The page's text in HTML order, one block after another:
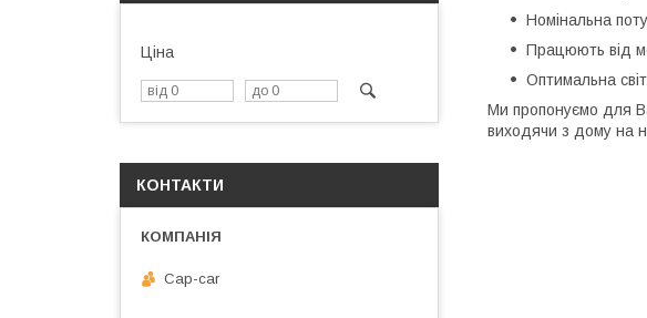
Номінальна
Працюють від
Оптимальна
Ми пропонуємо для
виходячи з дому на
Ціна
КОНТАКТИ
Cap-car